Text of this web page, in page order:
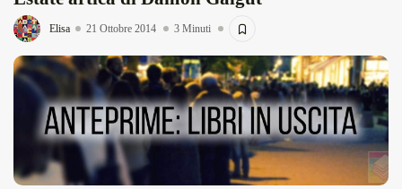
Elisa 21 Ottobre 2014 3 Minuti